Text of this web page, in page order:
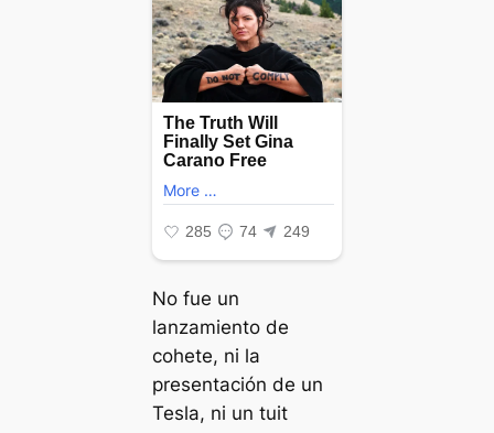
No fue un
lanzamiento de
cohete, ni la
presentación de un
Tesla, ni un tuit